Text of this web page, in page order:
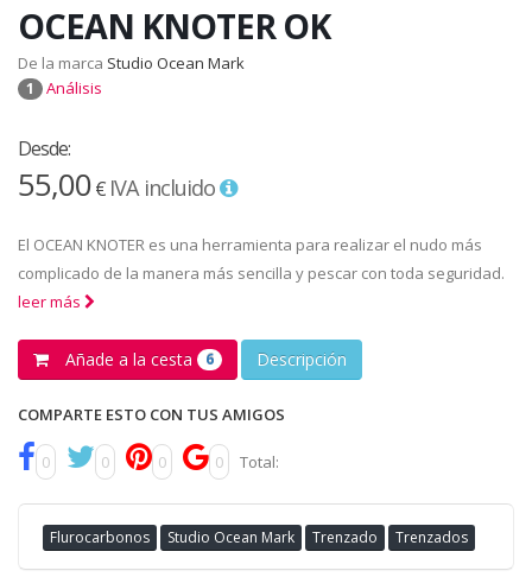
OCEAN KNOTER OK
De la marca Studio Ocean Mark
1 Análisis
Desde:
55,00€ IVA incluido
El OCEAN KNOTER es una herramienta para realizar el nudo más
complicado de la manera más sencilla y pescar con toda seguridad.
leer más
Añade a la cesta 6 Descripción
COMPARTE ESTO CON TUS AMIGOS
0 0 0 0 Total:
Flurocarbonos Studio Ocean Mark Trenzado Trenzados